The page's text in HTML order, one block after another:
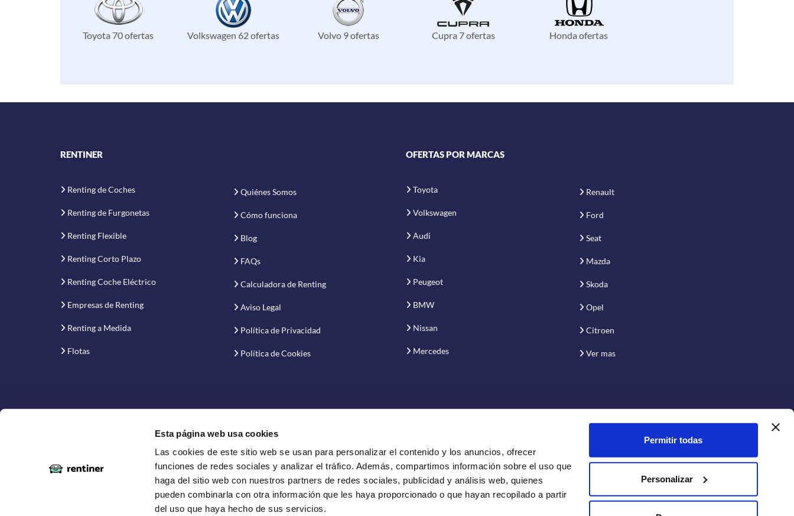
Esta página web usa cookies
Las cookies de este sitio web se usan para personalizar el contenido y los anuncios, ofrecer
funciones de redes sociales y analizar el tráfico. Además, compartimos información sobre el uso que
haga del sitio web con nuestros partners de redes sociales, publicidad y análisis web, quienes
pueden combinarla con otra información que les haya proporcionado o que hayan recopilado a partir
del uso que haya hecho de sus servicios.
Permitir todas
Personalizar
Toyota 70 ofertas Volkswagen 62 ofertas Volvo 9 ofertas Cupra 7 ofertas Honda ofertas
RENTINER
Renting de Coches
Renting de Furgonetas
Renting Flexible
Renting Corto Plazo
Renting Coche Eléctrico
Empresas de Renting
Renting a Medida
Flotas
Quiénes Somos
Cómo funciona
Blog
FAQs
Calculadora de Renting
Aviso Legal
Política de Privacidad
Política de Cookies
OFERTAS POR MARCAS
Toyota
Volkswagen
Audi
Kia
Peugeot
BMW
Nissan
Mercedes
Renault
Ford
Seat
Mazda
Skoda
Opel
Citroen
Ver mas
Conecta con nosotros:
Proyecto financiado por la Empresa Nacional de Innovación S.A.